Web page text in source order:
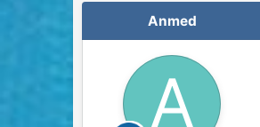
Anmed